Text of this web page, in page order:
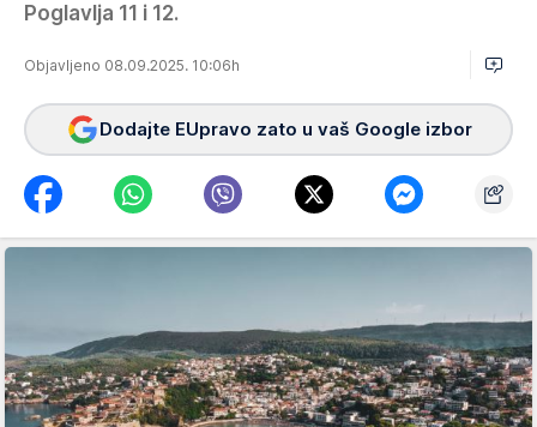
Poglavlja 11 i 12.
Objavljeno 08.09.2025. 10:06h
Dodajte EUpravo zato u vaš Google izbor